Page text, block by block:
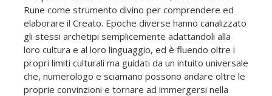
Rune come strumento divino per comprendere ed
elaborare il Creato. Epoche diverse hanno canalizzato
gli stessi archetipi semplicemente adattandoli alla
loro cultura e al loro linguaggio, ed è fluendo oltre i
propri limiti culturali ma guidati da un intuito universale
che, numerologo e sciamano possono andare oltre le
proprie convinzioni e tornare ad immergersi nella